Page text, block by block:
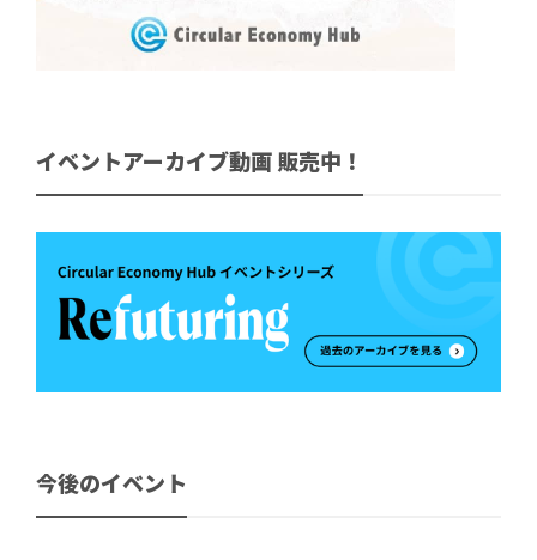
イベントアーカイブ動画 販売中！
今後のイベント